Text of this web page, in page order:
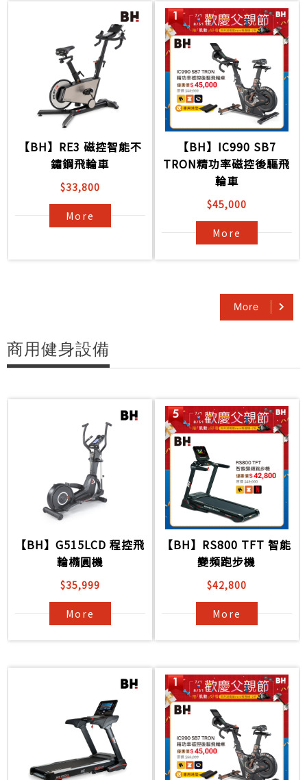
【BH】RE3 磁控智能不
鏽鋼飛輪車
$33,800
More
【BH】IC990 SB7
TRON精功率磁控後驅飛
輪車
$45,000
More
More
商用健身設備
【BH】G515LCD 程控飛
輪橢圓機
$35,999
More
【BH】RS800 TFT 智能
變頻跑步機
$42,800
More